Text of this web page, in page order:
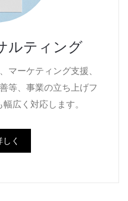
ルティング
マーケティング支援、
等、事業の立ち上げフ
広く対応します。
く